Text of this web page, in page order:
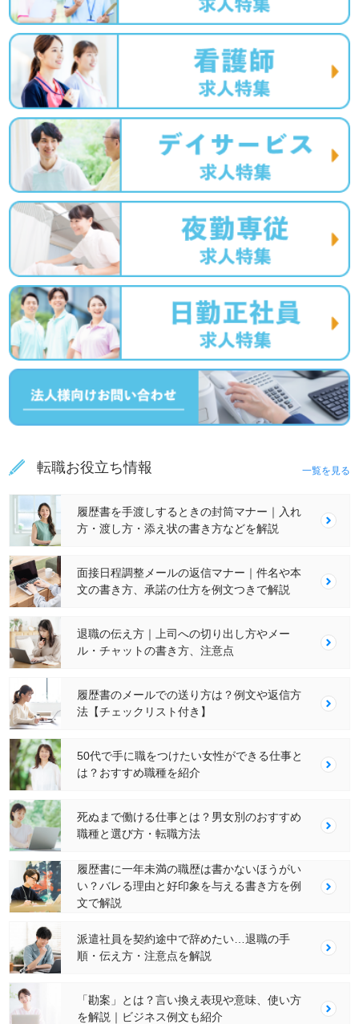
転職お役立ち情報 一覧を見る
履歴書を手渡しするときの封筒マナー｜入れ
方・渡し方・添え状の書き方などを解説
面接日程調整メールの返信マナー｜件名や本
文の書き方、承諾の仕方を例文つきで解説
退職の伝え方｜上司への切り出し方やメー
ル・チャットの書き方、注意点
履歴書のメールでの送り方は？例文や返信方
法【チェックリスト付き】
50代で手に職をつけたい女性ができる仕事と
は？おすすめ職種を紹介
死ぬまで働ける仕事とは？男女別のおすすめ
職種と選び方・転職方法
履歴書に一年未満の職歴は書かないほうがい
い？バレる理由と好印象を与える書き方を例
文で解説
派遣社員を契約途中で辞めたい…退職の手
順・伝え方・注意点を解説
「勘案」とは？言い換え表現や意味、使い方
を解説｜ビジネス例文も紹介